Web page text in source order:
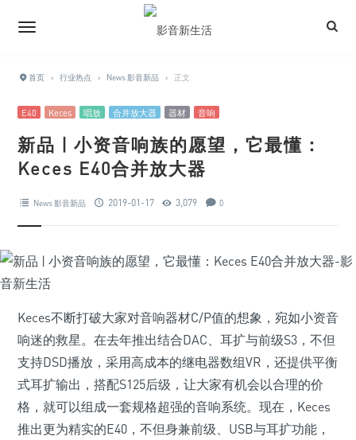
首页 › 行业热点 › News 影音新品 › 正文
E40 Keces 唱放 合并放大器 器材 音响
新品 | 小资音响族的愿望，它最懂：
Keces E40合并放大器
News 影音新品 2019-01-17 3,079 0
Keces不断打破大家对音响器材C/P值的想象，宛如小资音
响迷的救星。在去年推出结合DAC、耳扩与前级S3，不但
支持DSD播放，采用高成本的继电器数组VR，还提供平衡
式耳扩输出，搭配S125后级，让大家有机会以合理的价
格，就可以组成一套规格超强的音响系统。现在，Keces
推出更为精实的E40，不但身兼前级、USB与耳扩功能，